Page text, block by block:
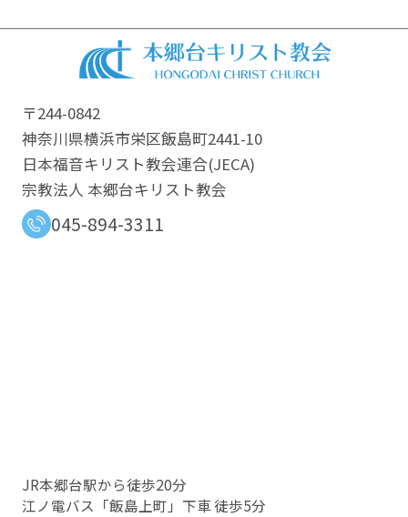
〒244-0842
神奈川県横浜市栄区飯島町2441-10
日本福音キリスト教会連合​(JECA)
宗教法人 本郷台キリスト教会
045-894-3311
JR本郷台駅から徒歩20分
江ノ電バス「飯島上町」下車 徒歩5分